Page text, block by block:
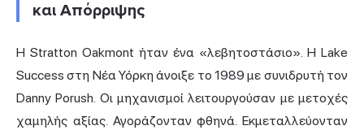
και Απόρριψης
Η Stratton Oakmont ήταν ένα «λεβητοστάσιο». Η Lake
Success στη Νέα Υόρκη άνοιξε το 1989 με συνιδρυτή τον
Danny Porush. Οι μηχανισμοί λειτουργούσαν με μετοχές
χαμηλής αξίας. Αγοράζονταν φθηνά. Εκμεταλλεύονταν